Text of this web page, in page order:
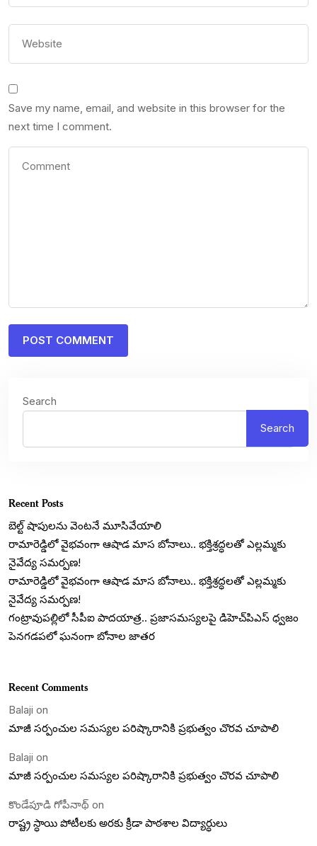
Save my name, email, and website in this browser for the
next time I comment.
Search
Search
Recent Posts
బెల్ట్‌ షాపులను వెంటనే మూసివేయాలి
రామారెడ్డిలో వైభవంగా ఆషాడ మాస బోనాలు.. భక్తిశ్రద్ధలతో ఎల్లమ్మకు
నైవేద్య సమర్పణ!
రామారెడ్డిలో వైభవంగా ఆషాడ మాస బోనాలు.. భక్తిశ్రద్ధలతో ఎల్లమ్మకు
నైవేద్య సమర్పణ!
గంట్రావుపల్లిలో సీపీఐ పాదయాత్ర.. ప్రజాసమస్యలపై డిహెచ్‌పిఎస్ ధ్వజం
పెనగడపలో ఘనంగా బోనాల జాతర
Recent Comments
Balaji on
మాజీ సర్పంచుల సమస్యల పరిష్కారానికి ప్రభుత్వం చొరవ చూపాలి
Balaji on
మాజీ సర్పంచుల సమస్యల పరిష్కారానికి ప్రభుత్వం చొరవ చూపాలి
కొండేపూడి గోపీనాథ్ on
రాష్ట్ర స్ధాయి పోటీలకు అరకు క్రీడా పాఠశాల విద్యార్ధులు